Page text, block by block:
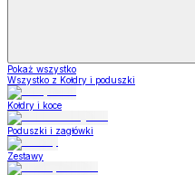
Pokaż wszystko
Wszystko z Kołdry i poduszki
Kołdry i koce
Poduszki i zagłówki
Zestawy